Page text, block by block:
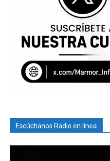
Escúchanos Radio en línea